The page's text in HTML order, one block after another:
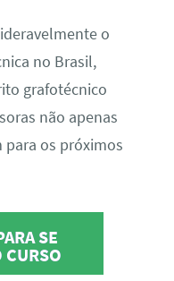
o
no Brasil,
grafotécnico
não apenas
para os próximos
SE
CURSO